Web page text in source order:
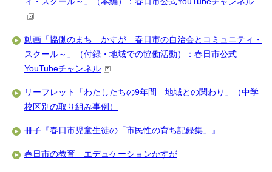
動画「協働のまち かすが 春日市の自治会とコミュニティ・
スクール～」（付録・地域での協働活動）：春日市公式
YouTubeチャンネル
リーフレット「わたしたちの9年間 地域との関わり」（中学
校区別の取り組み事例）
冊子『春日市児童生徒の「市民性の育ち記録集」』
春日市の教育 エデュケーションかすが